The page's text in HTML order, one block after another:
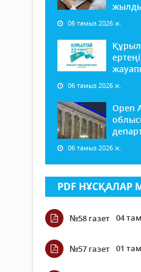
06 тамыз 2026 ж.
06 тамыз 2026 ж.
Open
06 тамыз 2026 ж.
PDF НҰСҚАЛАР
№58 газет 04
№57 газет 01